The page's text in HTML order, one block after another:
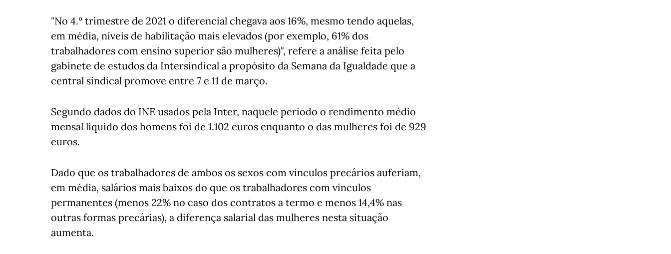
"No 4.º trimestre de 2021 o diferencial chegava aos 16%, mesmo tendo aquelas,
em média, níveis de habilitação mais elevados (por exemplo, 61% dos
trabalhadores com ensino superior são mulheres)", refere a análise feita pelo
gabinete de estudos da Intersindical a propósito da Semana da Igualdade que a
central sindical promove entre 7 e 11 de março.
Segundo dados do INE usados pela Inter, naquele período o rendimento médio
mensal líquido dos homens foi de 1.102 euros enquanto o das mulheres foi de 929
euros.
Dado que os trabalhadores de ambos os sexos com vínculos precários auferiam,
em média, salários mais baixos do que os trabalhadores com vínculos
permanentes (menos 22% no caso dos contratos a termo e menos 14,4% nas
outras formas precárias), a diferença salarial das mulheres nesta situação
aumenta.